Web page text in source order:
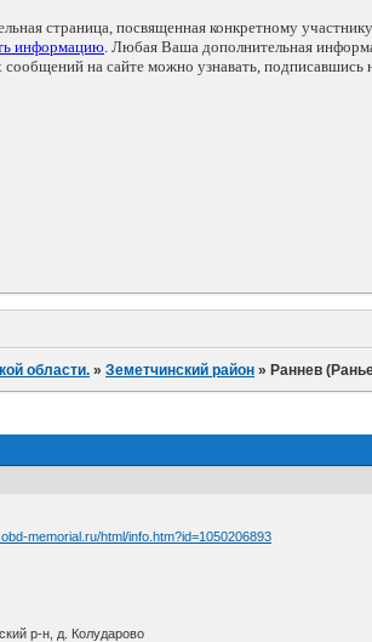
страница, посвященная конкретному
информацию. Любая Ваша дополнительная
на сайте можно узнавать, подписавшись
области. »Земетчинский район » Раннев
memorial.ru/html/info.htm?id=1050206893
р-н, д. Колударово